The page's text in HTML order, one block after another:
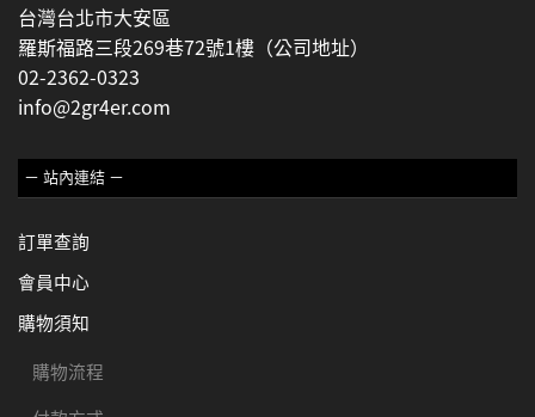
台灣台北市大安區
羅斯福路三段269巷72號1樓（公司地址）
02-2362-0323
info@2gr4er.com
－ 站內連結 －
訂單查詢
會員中心
購物須知
購物流程